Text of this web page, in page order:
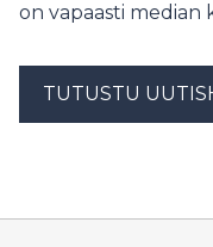
on vapaasti median
TUTUSTU